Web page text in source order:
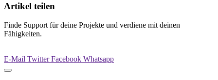
Artikel teilen
Finde Support für deine Projekte und verdiene mit deinen
Fähigkeiten.
E-Mail TwitterFacebook Whatsapp